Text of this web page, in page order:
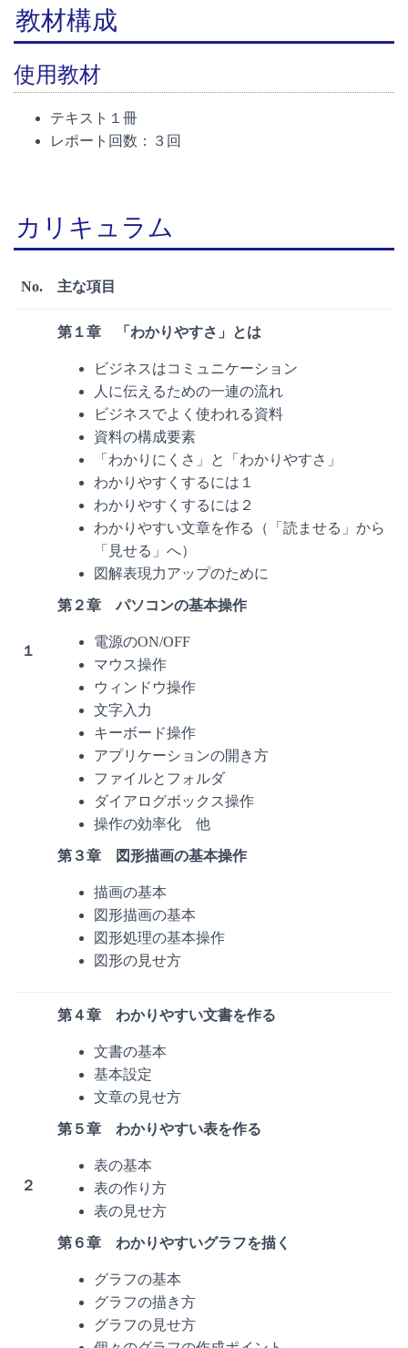
教材構成
使用教材
テキスト１冊
レポート回数：３回
カリキュラム
No. 主な項目
１
第１章 「わかりやすさ」とは
ビジネスはコミュニケーション
人に伝えるための一連の流れ
ビジネスでよく使われる資料
資料の構成要素
「わかりにくさ」と「わかりやすさ」
わかりやすくするには１
わかりやすくするには２
わかりやすい文章を作る（「読ませる」から
「見せる」へ）
図解表現力アップのために
第２章 パソコンの基本操作
電源のON/OFF
マウス操作
ウィンドウ操作
文字入力
キーボード操作
アプリケーションの開き方
ファイルとフォルダ
ダイアログボックス操作
操作の効率化 他
第３章 図形描画の基本操作
描画の基本
図形描画の基本
図形処理の基本操作
図形の見せ方
２
第４章 わかりやすい文書を作る
文書の基本
基本設定
文章の見せ方
第５章 わかりやすい表を作る
表の基本
表の作り方
表の見せ方
第６章 わかりやすいグラフを描く
グラフの基本
グラフの描き方
グラフの見せ方